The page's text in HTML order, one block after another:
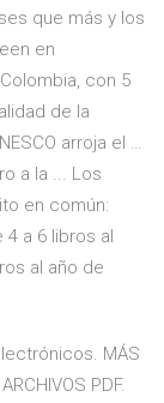
que más y los
en
con 5
de la
arroja el …
a la ... Los
en común:
a 6 libros al
al año de
MÁS
PDF.